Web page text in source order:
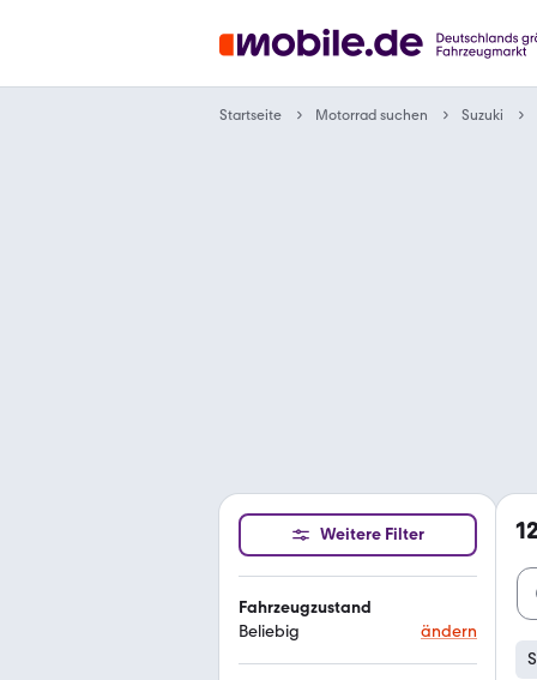
Startseite Motorrad suchen Suzuki
Weitere Filter
Fahrzeugzustand
Beliebig
ändern